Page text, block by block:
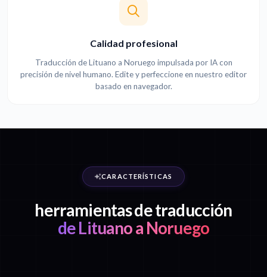
Calidad profesional
Traducción de Lituano a Noruego impulsada por IA con
precisión de nivel humano. Edite y perfeccione en nuestro editor
basado en navegador.
CARACTERÍSTICAS
herramientas de traducción
de Lituano a Noruego